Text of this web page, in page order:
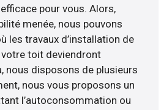
pour vous. Alors,
menée, nous pouvons
les travaux d’installation de
toit deviendront
nous disposons de plusieurs
nous vous proposons un
l’autoconsommation ou